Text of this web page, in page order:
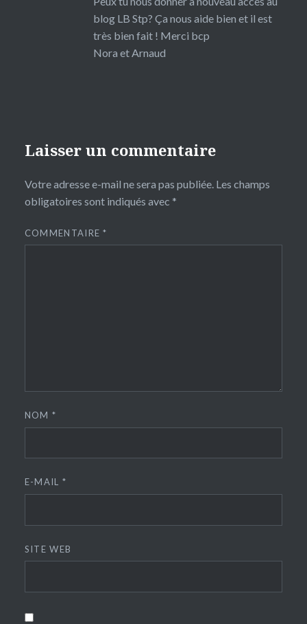
blog LB Stp? Ça nous aide bien et il est
très bien fait ! Merci bcp
Nora et Arnaud
Laisser un commentaire
Votre adresse e-mail ne sera pas publiée. Les champs
obligatoires sont indiqués avec *
COMMENTAIRE*
NOM*
E-MAIL *
SITE WEB